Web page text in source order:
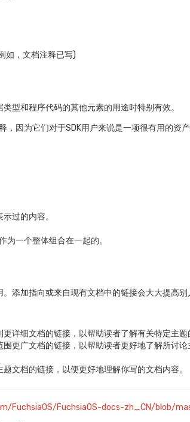
如，文档注释已写)
型和程序代码的其他元素的用途时特别有效。
，因为它们对于SDK用户来说是一项很有用的资产
过的内容。
为一个整体组合在一起的。
添加指向或来自现有文档中的链接会大大提高别
详细文档的链接，以帮助读者了解有关特定主
更广文档的链接，以帮助读者更好地了解所讨
文档的链接，以便更好地理解你写的文档内容。
FuchsiaOS/FuchsiaOS-docs-zh_CN/blob/